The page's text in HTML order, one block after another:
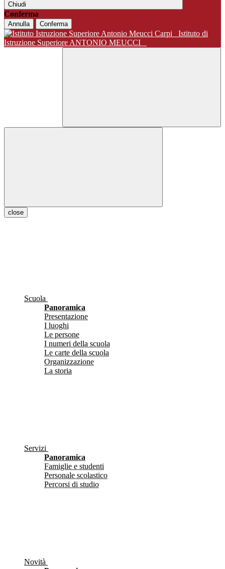
Chiudi
Conferma
Annulla Conferma
Istituto di
Istruzione Superiore ANTONIO MEUCCI
close
Scuola
Panoramica
Presentazione
I luoghi
Le persone
I numeri della scuola
Le carte della scuola
Organizzazione
La storia
Servizi
Panoramica
Famiglie e studenti
Personale scolastico
Percorsi di studio
Novità